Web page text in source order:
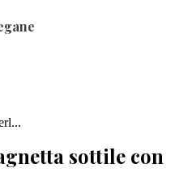
sottile con